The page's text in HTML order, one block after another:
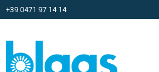
+39 0471 97 14 14